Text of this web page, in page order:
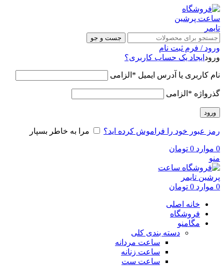
جست و جو
ورود / فرم ثبت نام
ورود ایجاد یک حساب کاربری؟
نام کاربری یا آدرس ایمیل * الزامی
گذرواژه * الزامی
ورود
رمز عبور خود را فراموش کرده اید؟ مرا به خاطر بسپار
0 موارد 0 تومان
منو
0 موارد 0 تومان
خانه اصلی
فروشگاه
مگامنو
دسته بندی کلی
ساعت مردانه
ساعت زنانه
ساعت ست